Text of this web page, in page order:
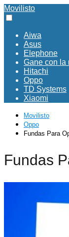
Movilisto
Aiwa
Asus
Elephone
Gane con la
Hitachi
Oppo
TD Systems
Xiaomi
Movilisto
Oppo
Fundas Para
Fundas